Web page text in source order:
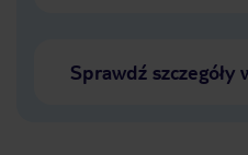
Sprawdź